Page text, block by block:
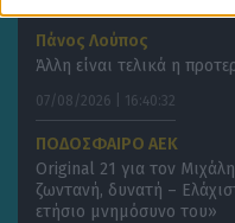
Πάνος Λούπος
Άλλη είναι τελικά η
07/08/2026 | 16:40:32
ΠΟΔΟΣΦΑΙΡΟ ΑΕΚ
Original 21 για τον
ζωντανή, δυνατή –
ετήσιο μνημόσυνο του»